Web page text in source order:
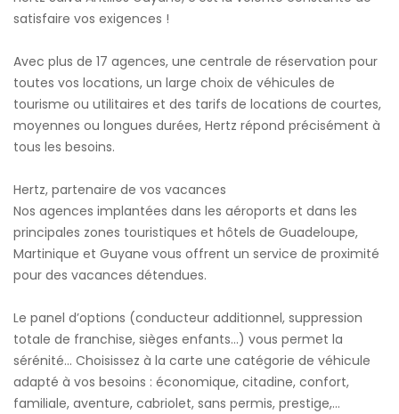
satisfaire vos exigences !
Avec plus de 17 agences, une centrale de réservation pour
toutes vos locations, un large choix de véhicules de
tourisme ou utilitaires et des tarifs de locations de courtes,
moyennes ou longues durées, Hertz répond précisément à
tous les besoins.
Hertz, partenaire de vos vacances
Nos agences implantées dans les aéroports et dans les
principales zones touristiques et hôtels de Guadeloupe,
Martinique et Guyane vous offrent un service de proximité
pour des vacances détendues.
Le panel d’options (conducteur additionnel, suppression
totale de franchise, sièges enfants…) vous permet la
sérénité… Choisissez à la carte une catégorie de véhicule
adapté à vos besoins : économique, citadine, confort,
familiale, aventure, cabriolet, sans permis, prestige,...